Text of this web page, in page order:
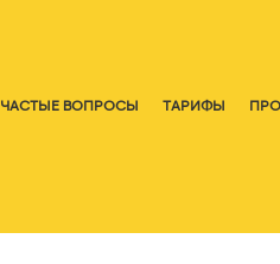
ЧАСТЫЕ ВОПРОСЫ ТАРИФЫ